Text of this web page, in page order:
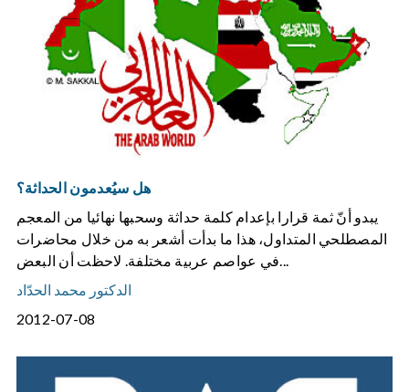
هل سيُعدمون الحداثة؟
يبدو أنّ ثمة قرارا بإعدام كلمة حداثة وسحبها نهائيا من المعجم
المصطلحي المتداول، هذا ما بدأت أشعر به من خلال محاضرات
في عواصم عربية مختلفة. لاحظت أن البعض...
الدكتور محمد الحدّاد
2012-07-08